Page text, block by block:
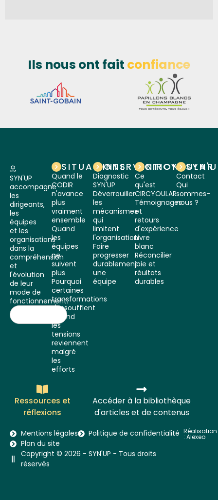
Ils nous ont fait confiance
SYN'UP
accompagne
les
dirigeants,
les
équipes
et les
organisations
dans la
compréhension
et
l'évolution
de leur
mode de
fonctionnement.
SITUATIONS
Quand le
CODIR
n'avance
plus
vraiment
ensemble
Quand
les
équipes
ne
suivent
plus
Pourquoi
certaines
transformations
s'essoufflent
Quand
les
tensions
reviennent
malgré
les
efforts
INTERVENTIONS
Diagnostic
SYN'UP
Déverrouiller
les
mécanismes
qui
limitent
l'organisation
Faire
progresser
durablement
une
équipe
CIRCYOULAR
Ce
qu'est
CIRCYOULAR
Témoignages
et
retours
d'expérience
Livre
blanc
Réconcilier
joie et
réultats
durables
Contact
Qui
sommes-
nous ?
Ressources et
réflexions
Accéder à la bibliothèque
d'articles et de contenus
Réalisation
: Alexeo
Mentions légales
Politique de confidentialité
Plan du site
Copyright © 2026 - SYN'UP - Tous droits
réservés​